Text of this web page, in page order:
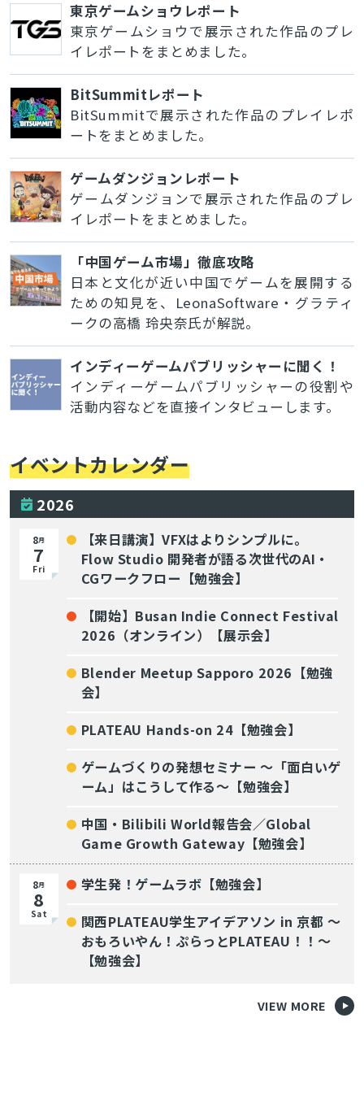
東京ゲームショウレポート
東京ゲームショウで展示された作品のプレ
イレポートをまとめました。
BitSummitレポート
BitSummitで展示された作品のプレイレポ
ートをまとめました。
ゲームダンジョンレポート
ゲームダンジョンで展示された作品のプレ
イレポートをまとめました。
「中国ゲーム市場」徹底攻略
日本と文化が近い中国でゲームを展開する
ための知見を、LeonaSoftware・グラティ
ークの高橋 玲央奈氏が解説。
インディーゲームパブリッシャーに聞く！
インディーゲームパブリッシャーの役割や
活動内容などを直接インタビューします。
イベントカレンダー
2026
8月
7
Fri
【来日講演】VFXはよりシンプルに。
Flow Studio 開発者が語る次世代のAI・
CGワークフロー【勉強会】
【開始】Busan Indie Connect Festival
2026（オンライン）【展示会】
Blender Meetup Sapporo 2026【勉強
会】
PLATEAU Hands-on 24【勉強会】
ゲームづくりの発想セミナー ～「面白いゲ
ーム」はこうして作る～【勉強会】
中国・Bilibili World報告会／Global
Game Growth Gateway【勉強会】
8月
8
Sat
学生発！ゲームラボ【勉強会】
関西PLATEAU学生アイデアソン in 京都 〜
おもろいやん！ぷらっとPLATEAU！！〜
【勉強会】
VIEW MORE